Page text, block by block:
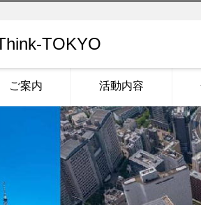
TOKYO
ご案内 活動内容